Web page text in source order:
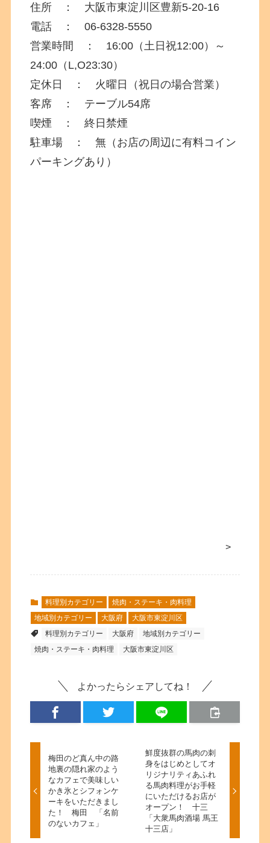
住所 ： 大阪市東淀川区豊新5-20-16
電話 ：06-6328-5550
営業時間 ： 16:00（土日祝12:00）～
24:00（L,O23:30）
定休日 ： 火曜日（祝日の場合営業）
客席 ： テーブル54席
喫煙 ： 終日禁煙
駐車場 ： 無（お店の周辺に有料コイン
パーキングあり）
>
料理別カテゴリー
焼肉・ステーキ・肉料理
地域別カテゴリー
大阪府
大阪市東淀川区
料理別カテゴリー
大阪府
地域別カテゴリー
焼肉・ステーキ・肉料理
大阪市東淀川区
よかったらシェアしてね！
梅田のど真ん中の路
地裏の隠れ家のよう
なカフェで美味しい
かき氷とシフォンケ
ーキをいただきまし
た！ 梅田 「名前
のないカフェ」
鮮度抜群の馬肉の刺
身をはじめとしてオ
リジナリティあふれ
る馬肉料理がお手軽
にいただけるお店が
オープン！ 十三
「大衆馬肉酒場 馬王
十三店」